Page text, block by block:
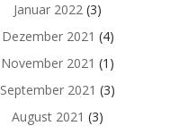
Januar 2022 (3)
Dezember 2021 (4)
November 2021 (1)
September 2021 (3)
August 2021 (3)